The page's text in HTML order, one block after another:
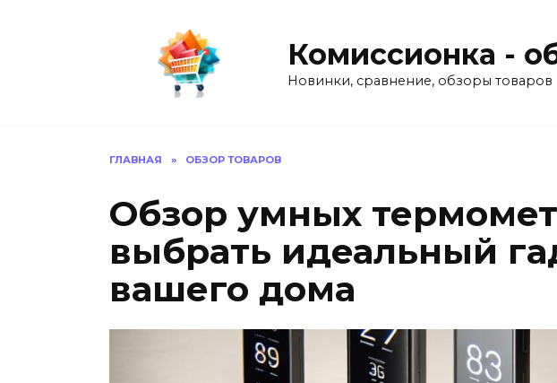
Комиссионка -
Новинки, сравнение, обзоры товаров
ГЛАВНАЯ » ОБЗОР ТОВАРОВ
Обзор умных
выбрать идеальный
вашего дома